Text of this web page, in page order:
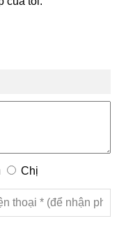
Chị